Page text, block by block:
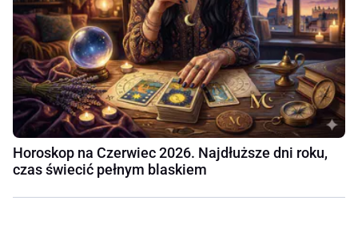
Horoskop na Czerwiec 2026. Najdłuższe dni roku,
czas świecić pełnym blaskiem